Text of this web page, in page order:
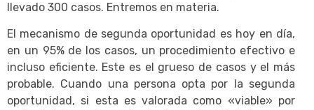
llevado 300 casos. Entremos en materia.
El mecanismo de segunda oportunidad es hoy en día,
en un 95% de los casos, un procedimiento efectivo e
incluso eficiente. Este es el grueso de casos y el más
probable. Cuando una persona opta por la segunda
oportunidad, si esta es valorada como «viable» por